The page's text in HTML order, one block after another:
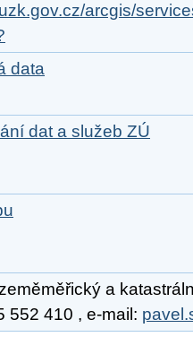
arcgis/
data
dat a služeb ZÚ
a
552 410 , e-mail: